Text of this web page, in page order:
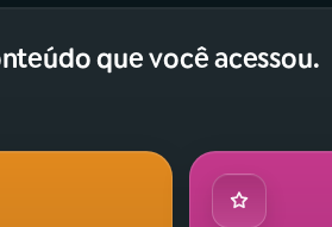
que você acessou.